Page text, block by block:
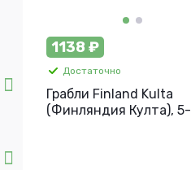
1138 ₽
Достаточно
Грабли Finland Kulta
(Финляндия Култа), 5-